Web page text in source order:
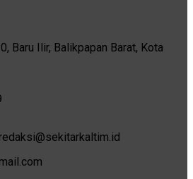
Baru Ilir, Balikpapan Barat, Kota